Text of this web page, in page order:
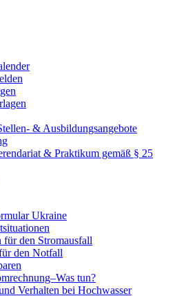
& Ausbildungsangebote
& Praktikum gemäß § 25
Ukraine
für den Stromausfall
den Notfall
tun?
Verhalten bei Hochwasser